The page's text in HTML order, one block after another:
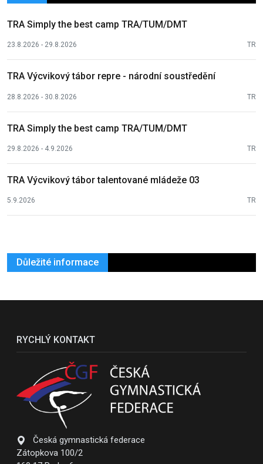
TRA Simply the best camp TRA/TUM/DMT
23.8.2026 - 29.8.2026 TR
TRA Výcvikový tábor repre - národní soustředění
28.8.2026 - 30.8.2026 TR
TRA Simply the best camp TRA/TUM/DMT
29.8.2026 - 4.9.2026 TR
TRA Výcvikový tábor talentované mládeže 03
5.9.2026 TR
Důležité informace
RYCHLÝ KONTAKT
Česká gymnastická federace
Zátopkova 100/2